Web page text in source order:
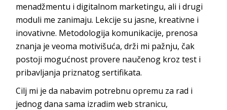
menadžmentu i digitalnom marketingu, ali i drugi
moduli me zanimaju. Lekcije su jasne, kreativne i
inovativne. Metodologija komunikacije, prenosa
znanja je veoma motivišuća, drži mi pažnju, čak
postoji mogućnost provere naučenog kroz test i
pribavljanja priznatog sertifikata.
Cilj mi je da nabavim potrebnu opremu za rad i
jednog dana sama izradim web stranicu,